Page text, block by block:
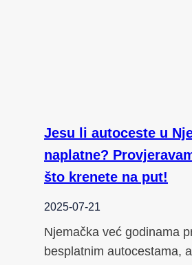
Jesu li autoceste u
naplatne?
što krenete na put!
2025-07-21
Njemačka već godinama
besplatnim autocestama,